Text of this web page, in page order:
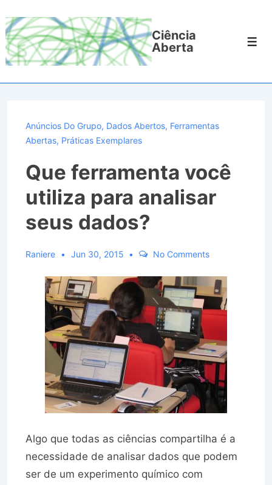
para
Ciência
Aberta
Anúncios Do Grupo, Dados Abertos, Ferramentas
Abertas, Práticas Exemplares
Que ferramenta você
utiliza para analisar
seus dados?
Raniere Jun 30, 2015 No Comments
Algo que todas as ciências compartilha é a
necessidade de analisar dados que podem
ser de um experimento químico com